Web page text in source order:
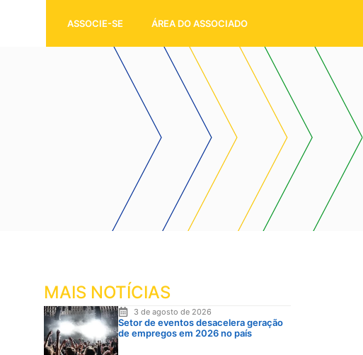
ASSOCIE-SE ÁREA DO ASSOCIADO
MAIS NOTÍCIAS
3 de agosto de 2026
Setor de eventos desacelera geração
de empregos em 2026 no país